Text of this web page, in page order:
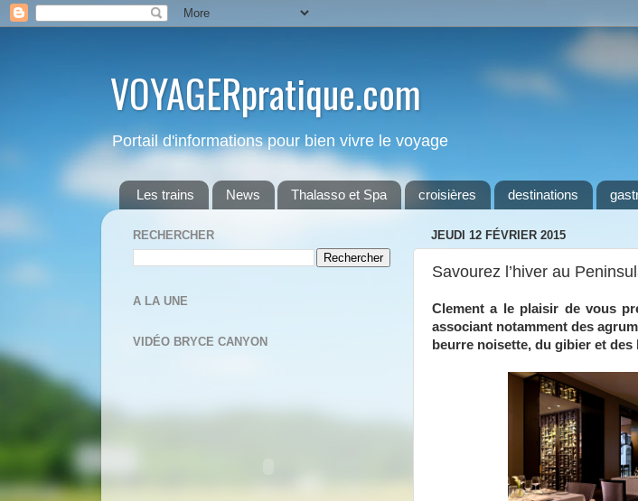
VOYAGERpratique.com
Portail d'informations pour bien vivre le voyage
Les trains News Thalasso et Spa croisières destinations
JEUDI 12 FÉVRIER 2015
Savourez l’hiver au
Clement a le plaisir de vous
associant notamment des
beurre noisette, du gibier et des
RECHERCHER
A LA UNE
VIDÉO BRYCE CANYON